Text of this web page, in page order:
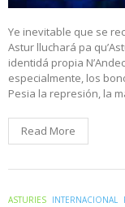
Ye inevitable que se
Astur lluchará pa
identidá propia
especialmente, los
Pesia la represión, la
Read More
ASTURIES INTERNACIONAL